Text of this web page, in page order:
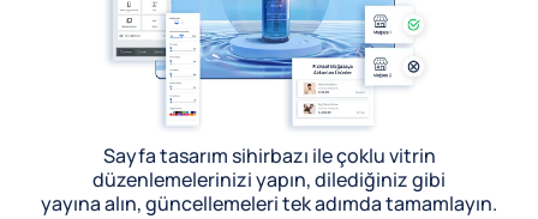
Sayfa tasarım sihirbazı ile çoklu vitrin
düzenlemelerinizi yapın, dilediğiniz gibi
yayına alın, güncellemeleri tek adımda tamamlayın.